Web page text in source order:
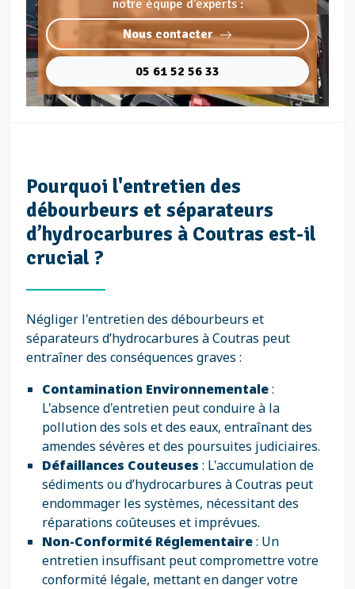
notre équipe d'experts :
Nous contacter
05 61 52 56 33
Pourquoi l'entretien des
débourbeurs et séparateurs
d’hydrocarbures à Coutras est-il
crucial ?
Négliger l'entretien des débourbeurs et
séparateurs d’hydrocarbures à Coutras peut
entraîner des conséquences graves :
Contamination Environnementale:
L'absence d'entretien peut conduire à la
pollution des sols et des eaux, entraînant des
amendes sévères et des poursuites judiciaires.
Défaillances Couteuses : L'accumulation de
sédiments ou d’hydrocarbures à Coutras peut
endommager les systèmes, nécessitant des
réparations coûteuses et imprévues.
Non-Conformité Réglementaire: Un
entretien insuffisant peut compromettre votre
conformité légale, mettant en danger votre